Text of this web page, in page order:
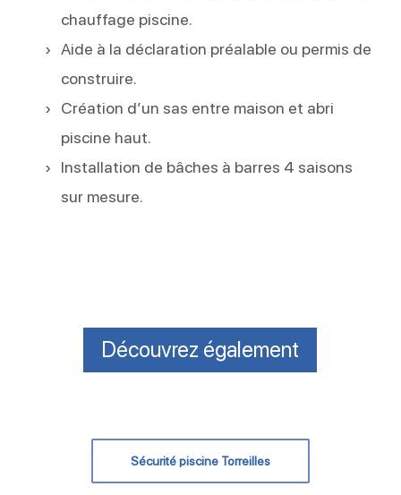
chauffage piscine.
Aide à la déclaration préalable ou permis de
construire.
Création d’un sas entre maison et abri
piscine haut.
Installation de bâches à barres 4 saisons
sur mesure.
Découvrez également
Sécurité piscine Torreilles